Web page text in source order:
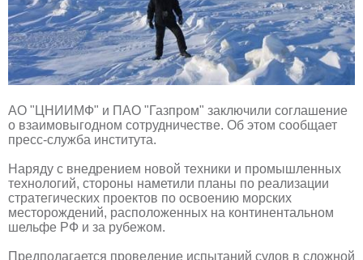
АО "ЦНИИМФ" и ПАО "Газпром" заключили соглашение
о взаимовыгодном сотрудничестве. Об этом сообщает
пресс-служба института.
Наряду с внедрением новой техники и промышленных
технологий, стороны наметили планы по реализации
стратегических проектов по освоению морских
месторождений, расположенных на континентальном
шельфе РФ и за рубежом.
Предполагается проведение испытаний судов в сложной